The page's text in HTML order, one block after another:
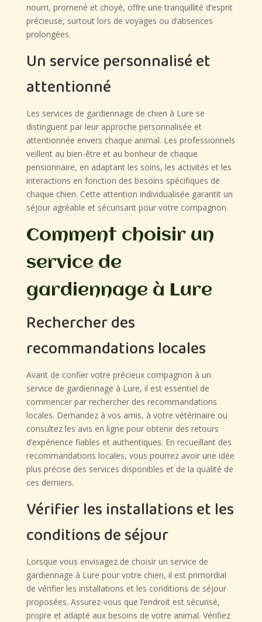
nourri, promené et choyé, offre une tranquillité d’esprit
précieuse, surtout lors de voyages ou d’absences
prolongées.
Un service personnalisé et
attentionné
Les services de gardiennage de chien à Lure se
distinguent par leur approche personnalisée et
attentionnée envers chaque animal. Les professionnels
veillent au bien-être et au bonheur de chaque
pensionnaire, en adaptant les soins, les activités et les
interactions en fonction des besoins spécifiques de
chaque chien. Cette attention individualisée garantit un
séjour agréable et sécurisant pour votre compagnon.
Comment choisir un
service de
gardiennage à Lure
Rechercher des
recommandations locales
Avant de confier votre précieux compagnon à un
service de gardiennage à Lure, il est essentiel de
commencer par rechercher des recommandations
locales. Demandez à vos amis, à votre vétérinaire ou
consultez les avis en ligne pour obtenir des retours
d’expérience fiables et authentiques. En recueillant des
recommandations locales, vous pourrez avoir une idée
plus précise des services disponibles et de la qualité de
ces derniers.
Vérifier les installations et les
conditions de séjour
Lorsque vous envisagez de choisir un service de
gardiennage à Lure pour votre chien, il est primordial
de vérifier les installations et les conditions de séjour
proposées. Assurez-vous que l’endroit est sécurisé,
propre et adapté aux besoins de votre animal. Vérifiez